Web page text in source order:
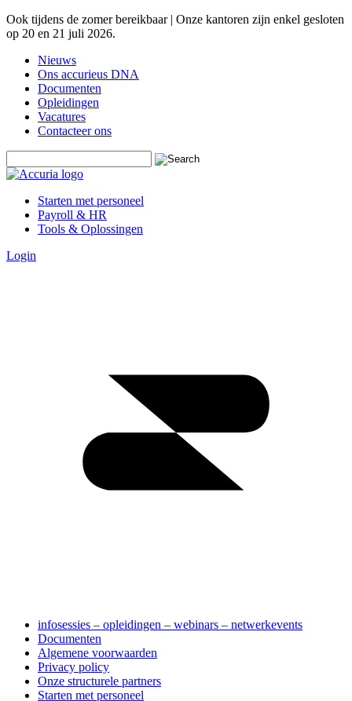
Ook tijdens de zomer bereikbaar | Onze kantoren zijn enkel gesloten
op 20 en 21 juli 2026.
Nieuws
Ons accurieus DNA
Documenten
Opleidingen
Vacatures
Contacteer ons
Starten met personeel
Payroll & HR
Tools & Oplossingen
Login
infosessies – opleidingen – webinars – netwerkevents
Documenten
Algemene voorwaarden
Privacy policy
Onze structurele partners
Starten met personeel